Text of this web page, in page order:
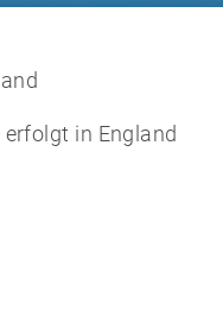
in England